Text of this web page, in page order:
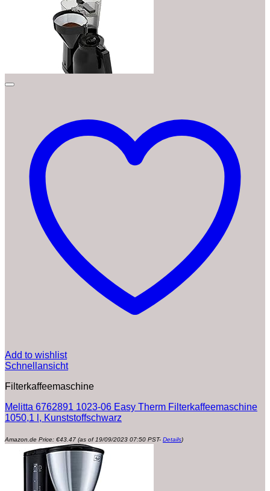
Add to wishlist
Schnellansicht
Filterkaffeemaschine
Melitta 6762891 1023-06 Easy Therm Filterkaffeemaschine
1050,1 l, Kunststoffschwarz
Amazon.de Price: €43.47 (as of 19/09/2023 07:50 PST- Details)